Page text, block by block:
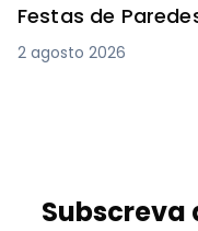
Festas de
2 agosto 2026
Subscreva